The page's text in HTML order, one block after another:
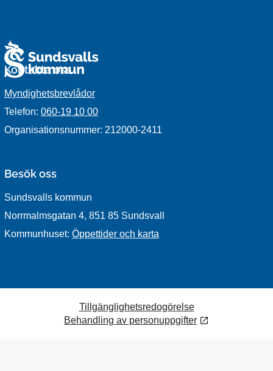
Kontakta oss
Myndighetsbrevlådor
Telefon: 060-19 10 00
Organisationsnummer: 212000-2411
Besök oss
Sundsvalls kommun
Norrmalmsgatan 4, 851 85 Sundsvall
Kommunhuset: Öppettider och karta
Tillgänglighetsredogörelse
Behandling av personuppgifter